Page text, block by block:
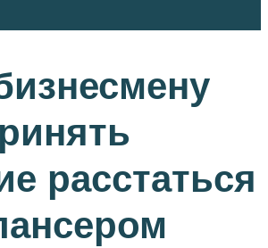
расстаться